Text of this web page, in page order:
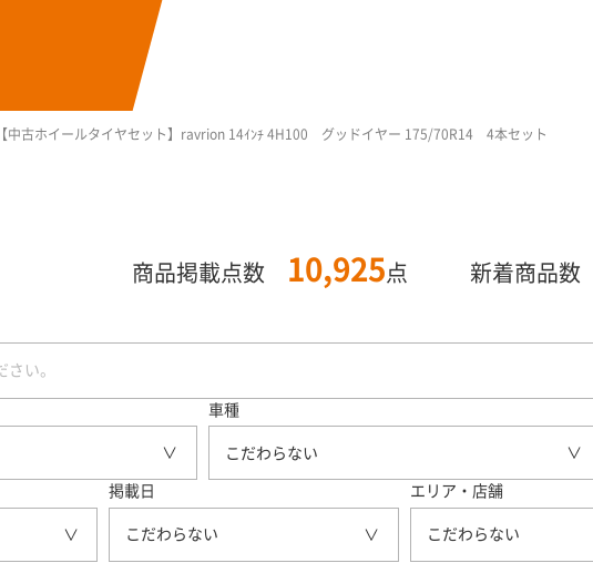
【中古ホイールタイヤセット】ravrion 14ｲﾝﾁ 4H100 グッドイヤー 175/70R14 4本セット
商品掲載点数 10,925 点 新着商品数
車種
こだわらない
掲載日
こだわらない
エリア・店舗
こだわらない